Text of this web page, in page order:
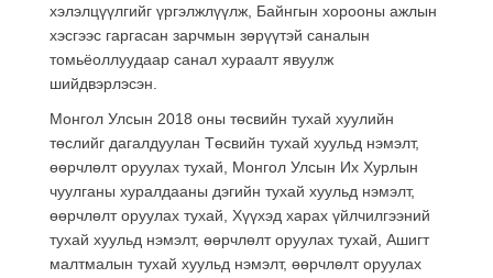
хэлэлцүүлгийг үргэлжлүүлж, Байнгын хорооны ажлын
хэсгээс гаргасан зарчмын зөрүүтэй саналын
томьёоллуудаар санал хураалт явуулж
шийдвэрлэсэн.
Монгол Улсын 2018 оны төсвийн тухай хуулийн
төслийг дагалдуулан Төсвийн тухай хуульд нэмэлт,
өөрчлөлт оруулах тухай, Монгол Улсын Их Хурлын
чуулганы хуралдааны дэгийн тухай хуульд нэмэлт,
өөрчлөлт оруулах тухай, Хүүхэд харах үйлчилгээний
тухай хуульд нэмэлт, өөрчлөлт оруулах тухай, Ашигт
малтмалын тухай хуульд нэмэлт, өөрчлөлт оруулах